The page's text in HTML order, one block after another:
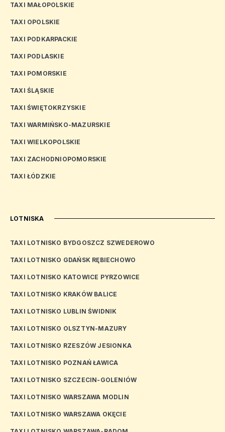
TAXI MAŁOPOLSKIE
TAXI OPOLSKIE
TAXI PODKARPACKIE
TAXI PODLASKIE
TAXI POMORSKIE
TAXI ŚLĄSKIE
TAXI ŚWIĘTOKRZYSKIE
TAXI WARMIŃSKO-MAZURSKIE
TAXI WIELKOPOLSKIE
TAXI ZACHODNIOPOMORSKIE
TAXI ŁÓDZKIE
LOTNISKA
TAXI LOTNISKO BYDGOSZCZ SZWEDEROWO
TAXI LOTNISKO GDAŃSK RĘBIECHOWO
TAXI LOTNISKO KATOWICE PYRZOWICE
TAXI LOTNISKO KRAKÓW BALICE
TAXI LOTNISKO LUBLIN ŚWIDNIK
TAXI LOTNISKO OLSZTYN-MAZURY
TAXI LOTNISKO RZESZÓW JESIONKA
TAXI LOTNISKO POZNAŃ ŁAWICA
TAXI LOTNISKO SZCZECIN-GOLENIÓW
TAXI LOTNISKO WARSZAWA MODLIN
TAXI LOTNISKO WARSZAWA OKĘCIE